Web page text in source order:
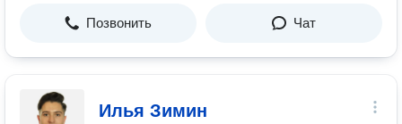
Позвонить Чат
Илья Зимин